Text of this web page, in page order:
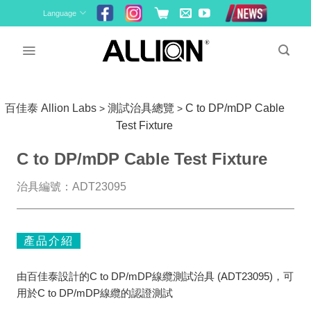
to
Language
百佳泰 Allion Labs> 測試治具總覽 > C to DP/mDP Cable
Test Fixture
C to DP/mDP Cable Test Fixture
治具編號：ADT23095
產品介紹
由百佳泰設計的C to DP/mDP線纜測試治具 (ADT23095)，可
用於C to DP/mDP線纜的認證測試